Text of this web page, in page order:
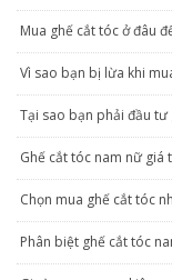
Mua ghế cắt tóc ở đâu
Vì sao bạn bị lừa khi
Tại sao bạn phải đầu
Ghế cắt tóc nam nữ giá
Chọn mua ghế cắt tóc
Phân biệt ghế cắt tóc